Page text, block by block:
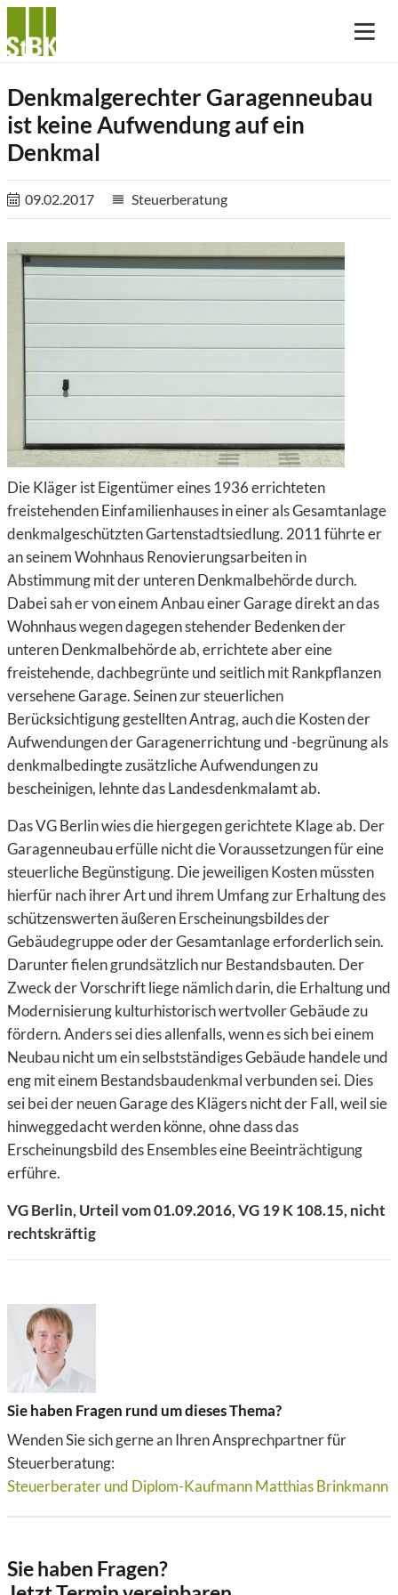
Denkmalgerechter Garagenneubau
ist keine Aufwendung auf ein
Denkmal
09.02.2017 reorder Steuerberatung
Die Kläger ist Eigentümer eines 1936 errichteten
freistehenden Einfamilienhauses in einer als Gesamtanlage
denkmalgeschützten Gartenstadtsiedlung. 2011 führte er
an seinem Wohnhaus Renovierungsarbeiten in
Abstimmung mit der unteren Denkmalbehörde durch.
Dabei sah er von einem Anbau einer Garage direkt an das
Wohnhaus wegen dagegen stehender Bedenken der
unteren Denkmalbehörde ab, errichtete aber eine
freistehende, dachbegrünte und seitlich mit Rankpflanzen
versehene Garage. Seinen zur steuerlichen
Berücksichtigung gestellten Antrag, auch die Kosten der
Aufwendungen der Garagenerrichtung und -begrünung als
denkmalbedingte zusätzliche Aufwendungen zu
bescheinigen, lehnte das Landesdenkmalamt ab.
Das VG Berlin wies die hiergegen gerichtete Klage ab. Der
Garagenneubau erfülle nicht die Voraussetzungen für eine
steuerliche Begünstigung. Die jeweiligen Kosten müssten
hierfür nach ihrer Art und ihrem Umfang zur Erhaltung des
schützenswerten äußeren Erscheinungsbildes der
Gebäudegruppe oder der Gesamtanlage erforderlich sein.
Darunter fielen grundsätzlich nur Bestandsbauten. Der
Zweck der Vorschrift liege nämlich darin, die Erhaltung und
Modernisierung kulturhistorisch wertvoller Gebäude zu
fördern. Anders sei dies allenfalls, wenn es sich bei einem
Neubau nicht um ein selbstständiges Gebäude handele und
eng mit einem Bestandsbaudenkmal verbunden sei. Dies
sei bei der neuen Garage des Klägers nicht der Fall, weil sie
hinweggedacht werden könne, ohne dass das
Erscheinungsbild des Ensembles eine Beeinträchtigung
erführe.
VG Berlin, Urteil vom 01.09.2016, VG 19 K 108.15, nicht
rechtskräftig
Sie haben Fragen rund um dieses Thema?
Wenden Sie sich gerne an Ihren Ansprechpartner für
Steuerberatung:
Steuerberater und Diplom-Kaufmann Matthias Brinkmann
Sie haben Fragen?